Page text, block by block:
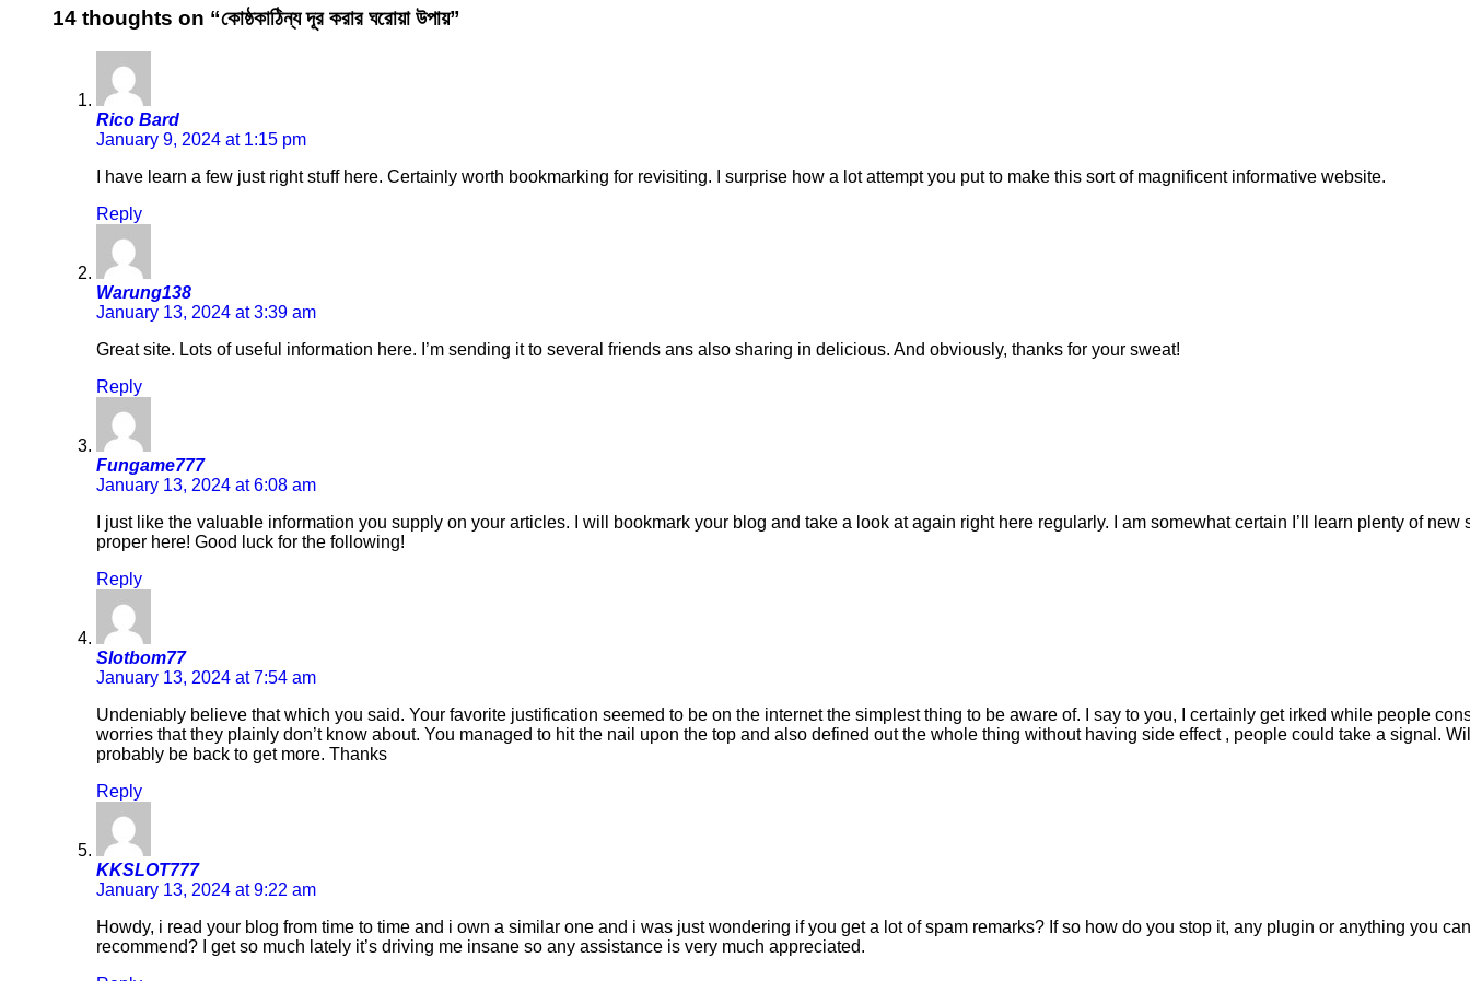
14 thoughts on “কোষ্ঠকাঠিন্য দূর করার ঘরোয়া উপায়”
Rico Bard
January 9, 2024 at 1:15 pm
I have learn a few just right stuff here. Certainly worth bookmarking for revisiting. I surprise how a lot attempt you put to make this sort of magnificent informative website.
Reply
Warung138
January 13, 2024 at 3:39 am
Great site. Lots of useful information here. I’m sending it to several friends ans also sharing in delicious. And obviously, thanks for your sweat!
Reply
Fungame777
January 13, 2024 at 6:08 am
I just like the valuable information you supply on your articles. I will bookmark your blog and take a look at again right here regularly. I am somewhat certain I’ll learn plenty of new
proper here! Good luck for the following!
Reply
Slotbom77
January 13, 2024 at 7:54 am
Undeniably believe that which you said. Your favorite justification seemed to be on the internet the simplest thing to be aware of. I say to you, I certainly get irked while people
worries that they plainly don’t know about. You managed to hit the nail upon the top and also defined out the whole thing without having side effect , people could take a signal.
probably be back to get more. Thanks
Reply
KKSLOT777
January 13, 2024 at 9:22 am
Howdy, i read your blog from time to time and i own a similar one and i was just wondering if you get a lot of spam remarks? If so how do you stop it, any plugin or anything you can
recommend? I get so much lately it’s driving me insane so any assistance is very much appreciated.